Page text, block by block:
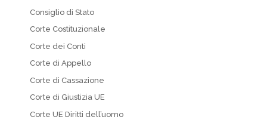
Consiglio di Stato
Corte Costituzionale
Corte dei Conti
Corte di Appello
Corte di Cassazione
Corte di Giustizia UE
Corte UE Diritti dell’uomo